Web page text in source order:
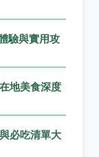
驗與實用攻
地美食深度
必吃清單大